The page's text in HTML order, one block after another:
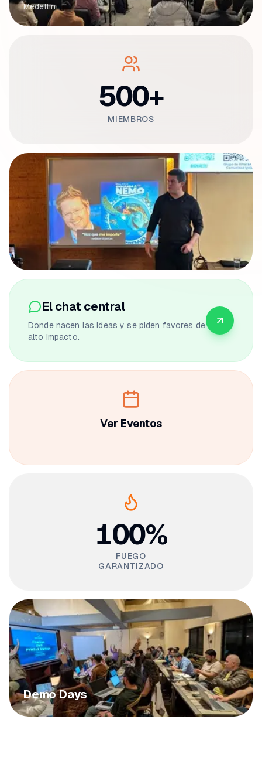
Medellín.
500+
MIEMBROS
El chat central
Donde nacen las ideas y se piden favores de
alto impacto.
Ver Eventos
100%
FUEGO
GARANTIZADO
Demo Days